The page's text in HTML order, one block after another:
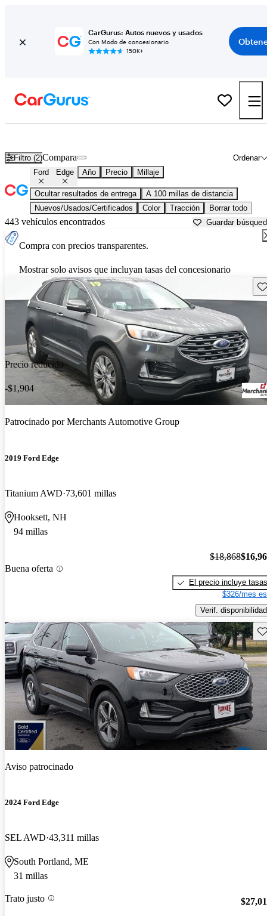
CarGurus: Autos nuevos y usados
Con Modo de concesionario
150K+
Filtro (2) Ordenar
Compara
Ford Edge Año Precio Millaje
Ocultar resultados de entrega
A 100 millas de distancia
Nuevos/Usados/Certificados
Color Tracción Borrar todo
443 vehículos encontrados Guardar
Compra con precios transparentes.
Mostrar solo avisos que incluyan tasas del concesionario
Precio reducido
-$1,904
Patrocinado porMerchants Automotive Group
2019 Ford Edge
Titanium AWD 73,601 millas
Hooksett, NH
94 millas
Buena oferta
$18,868
El precio incluye tasas
$326/mes
Verif. disponibilidad
Aviso patrocinado
2024 Ford Edge
SEL AWD 43,311 millas
South Portland, ME
31 millas
Trato justo